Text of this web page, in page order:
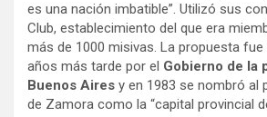
es una nación imbatible”. Utilizó sus
Club, establecimiento del que era
más de 1000 misivas. La propuesta fue
años más tarde por el Gobierno de la
Buenos Aires y en 1983 se nombró al
de Zamora como la “capital provincial